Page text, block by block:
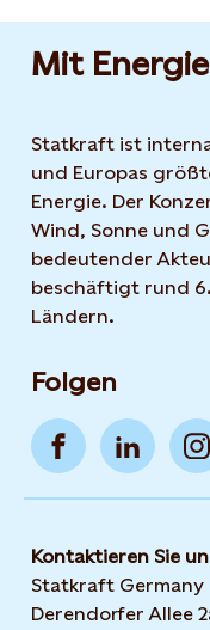
Mit
Statkraft ist
und Europas
Energie. Der
Wind, Sonne und
bedeutender
beschäftigt rund
Ländern.
Folgen
Kontaktieren Sie
Statkraft Germany
Derendorfer Allee